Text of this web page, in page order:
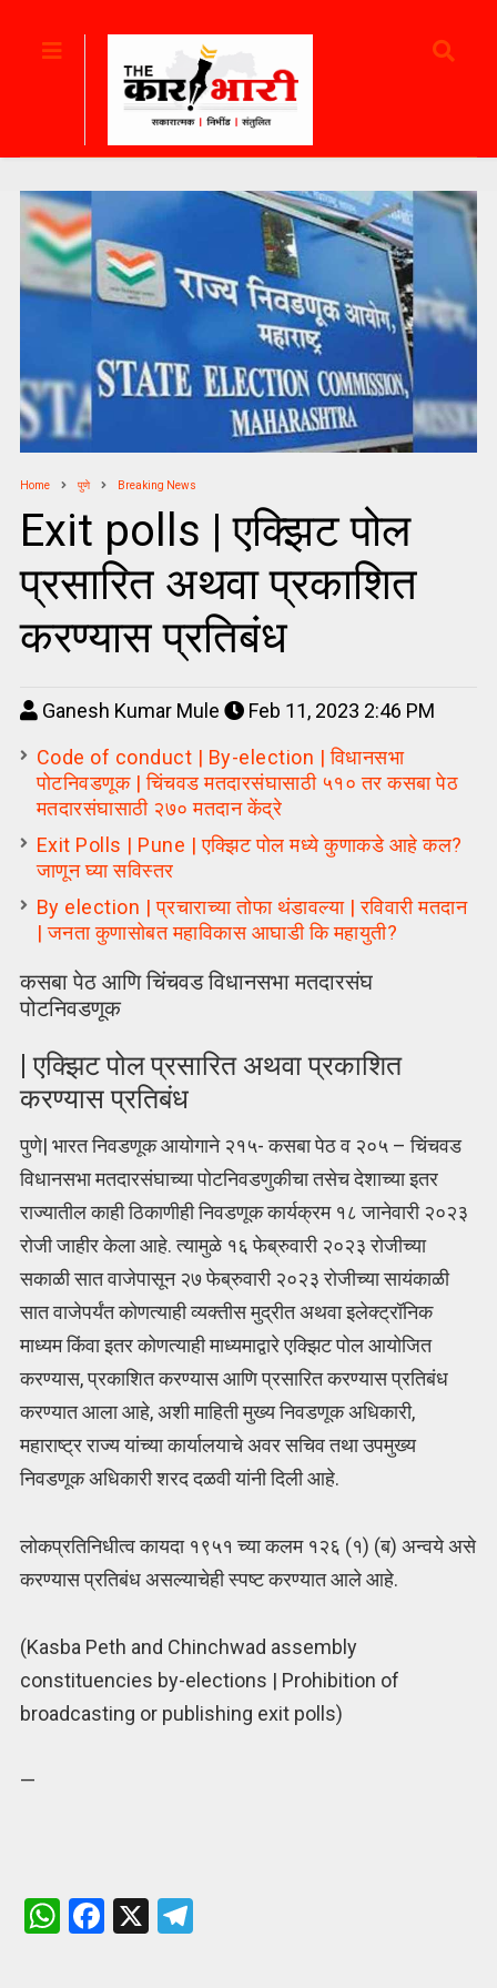
Home पुणे Breaking News
Exit polls | एक्झ‍िट पोल
प्रसारित अथवा प्रकाशित
करण्यास प्रतिबंध
Ganesh Kumar Mule
Feb 11, 2023 2:46 PM
Code of conduct | By-election | विधानसभा
पोटनिवडणूक | चिंचवड मतदारसंघासाठी ५१० तर कसबा पेठ
मतदारसंघासाठी २७० मतदान केंद्रे
Exit Polls | Pune | एक्झिट पोल मध्ये कुणाकडे आहे कल?
जाणून घ्या सविस्तर
By election | प्रचाराच्या तोफा थंडावल्या | रविवारी मतदान
| जनता कुणासोबत महाविकास आघाडी कि महायुती?
कसबा पेठ आणि चिंचवड विधानसभा मतदारसंघ
पोटनिवडणूक
| एक्झ‍िट पोल प्रसारित अथवा प्रकाशित
करण्यास प्रतिबंध
पुणे| भारत निवडणूक आयोगाने २१५- कसबा पेठ व २०५ – चिंचवड
विधानसभा मतदारसंघाच्या पोटनिवडणुकीचा तसेच देशाच्या इतर
राज्यातील काही ठिकाणीही निवडणूक कार्यक्रम १८ जानेवारी २०२३
रोजी जाहीर केला आहे. त्यामुळे १६ फेब्रुवारी २०२३ रोजीच्या
सकाळी सात वाजेपासून २७ फेब्रुवारी २०२३ रोजीच्या सायंकाळी
सात वाजेपर्यंत कोणत्याही व्यक्तीस मुद्रीत अथवा इलेक्ट्रॉनिक
माध्यम किंवा इतर कोणत्याही माध्यमाद्वारे एक्झिट पोल आयोजित
करण्यास, प्रकाशित करण्यास आणि प्रसारित करण्यास प्रतिबंध
करण्यात आला आहे, अशी माहिती मुख्य निवडणूक अधिकारी,
महाराष्ट्र राज्य यांच्या कार्यालयाचे अवर सचिव तथा उपमुख्य
निवडणूक अधिकारी शरद दळवी यांनी दिली आहे.
लोकप्रतिनिधीत्व कायदा १९५१ च्या कलम १२६ (१) (ब) अन्वये असे
करण्यास प्रतिबंध असल्याचेही स्पष्ट करण्यात आले आहे.
(Kasba Peth and Chinchwad assembly
constituencies by-elections | Prohibition of
broadcasting or publishing exit polls)
—
W
F
X